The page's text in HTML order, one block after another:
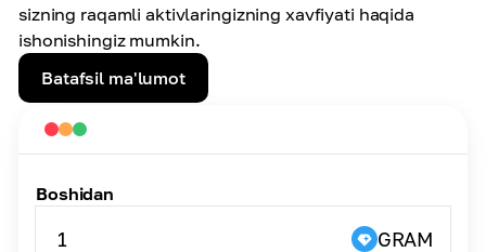
sizning raqamli aktivlaringizning xavfiyati haqida
ishonishingiz mumkin.
Batafsil ma'lumot
Boshidan
1 GRAM